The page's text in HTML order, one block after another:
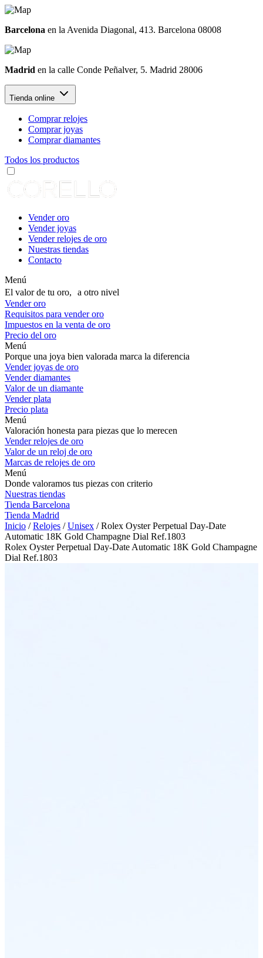
Barcelona en la Avenida Diagonal, 413. Barcelona 08008
Madrid en la calle Conde Peñalver, 5. Madrid 28006
Tienda online
Comprar relojes
Comprar joyas
Comprar diamantes
Todos los productos
Vender oro
Vender joyas
Vender relojes de oro
Nuestras tiendas
Contacto
Menú
El valor de tu oro, a otro nivel
Vender oro
Requisitos para vender oro
Impuestos en la venta de oro
Precio del oro
Menú
Porque una joya bien valorada marca la diferencia
Vender joyas de oro
Vender diamantes
Valor de un diamante
Vender plata
Precio plata
Menú
Valoración honesta para piezas que lo merecen
Vender relojes de oro
Valor de un reloj de oro
Marcas de relojes de oro
Menú
Donde valoramos tus piezas con criterio
Nuestras tiendas
Tienda Barcelona
Tienda Madrid
Inicio /Relojes /Unisex / Rolex Oyster Perpetual Day-Date
Automatic 18K Gold Champagne Dial Ref.1803
Rolex Oyster Perpetual Day-Date Automatic 18K Gold Champagne
Dial Ref.1803